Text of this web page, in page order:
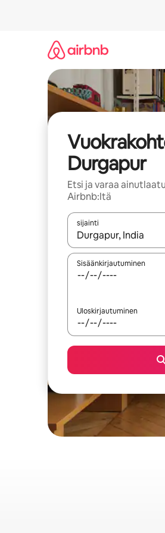
Durgapur
Etsi ja varaa
Airbnb:ltä
sijainti
Kun tulokset ovat
Sisäänkirjautuminen
Uloskirjautuminen